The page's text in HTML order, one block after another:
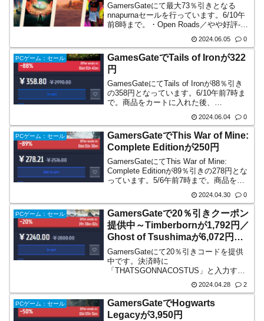
GamersGateにて最大73％引きとなる
nnapurnaセールを行っています。6/10午
前8時まで。・Open Roads／やや好評-----
-2,120円・Thirsty Suitors／非常に好評----
2024.06.05 0
PCゲーム：セール
GamesGateでTails of Ironが322
円
GamesGateにてTails of Ironが88％引き
の358円となっています。6/10午前7時ま
で。商品をカートに入れた後、
RATATOUILLESOULS とコードを入力す
ることでさらに10％引きの322円となり
ます。Tails ...
2024.06.04 0
PCゲーム：セール
GamersGateでThis War of Mine:
Complete Editionが250円
GamersGateにてThis War of Mine:
Complete Editionが89％引きの278円とな
っています。5/6午前7時まで。商品をカ
ートに入れた後、「RGAMEDEALS」と
コードを入力することで更に10％引きさ
れ...
2024.04.30 0
PCゲーム：セール
GamersGateで20％引きクーポン
提供中～Timberbornが1,792円／
Ghost of Tsushimaが6,072円な
ど→終了
GamersGateにて20％引きコードを提供
中です。決済時に
「THATSGONNACOSTUS」と入力する
ことでさらに20％引きとなります。有効
期限は4/29午前6時まで。コメント欄にて
教えて頂きました。4/28午前9時の時点で
既にコード...
2024.04.28 2
PCゲーム：セール
GamersGateでHogwarts
Legacyが3,950円